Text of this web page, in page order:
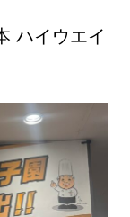
ハイウエイ